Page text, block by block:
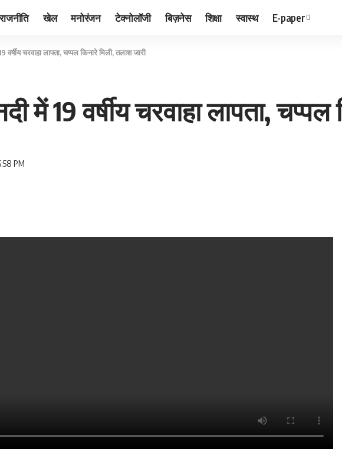
राजनीति खेल मनोरंजन टेक्नोलॉजी बिज़नेस शिक्षा स्वास्थ E-paper
वर्षीय चरवाहा लापता, चप्पल किनारे मिली, तलाश जारी
में 19 वर्षीय चरवाहा लापता,
PM